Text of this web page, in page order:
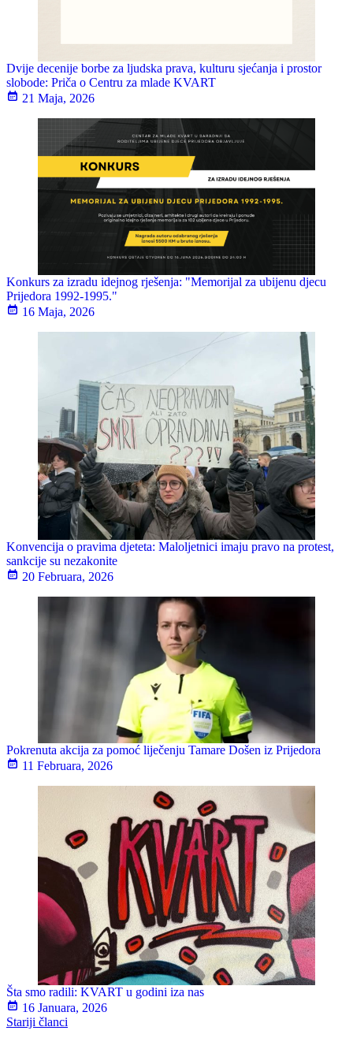
Dvije decenije borbe za ljudska prava, kulturu sjećanja i prostor
slobode: Priča o Centru za mlade KVART
21 Maja, 2026
Konkurs za izradu idejnog rješenja: "Memorijal za ubijenu djecu
Prijedora 1992-1995."
16 Maja, 2026
Konvencija o pravima djeteta: Maloljetnici imaju pravo na protest,
sankcije su nezakonite
20 Februara, 2026
Pokrenuta akcija za pomoć liječenju Tamare Došen iz Prijedora
11 Februara, 2026
Šta smo radili: KVART u godini iza nas
16 Januara, 2026
Navigacija
Stariji članci